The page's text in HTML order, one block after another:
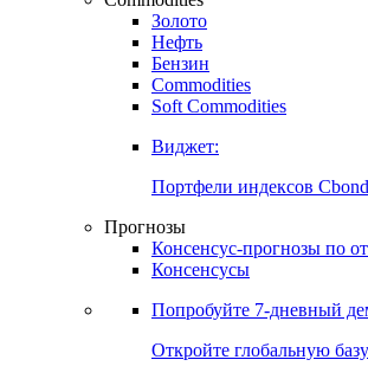
Карта процентных ставок
Commodities
Золото
Бензин
Soft Commodities
Виджет:
Портфели индексов Cbonds
Прогнозы
Консенсусы